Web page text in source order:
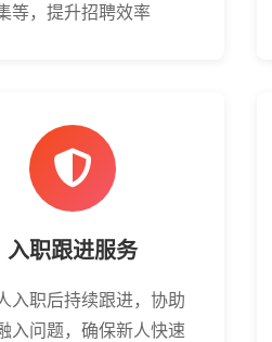
等，提升招聘效率
入职跟进服务
入职后持续跟进，协助
入问题，确保新人快速